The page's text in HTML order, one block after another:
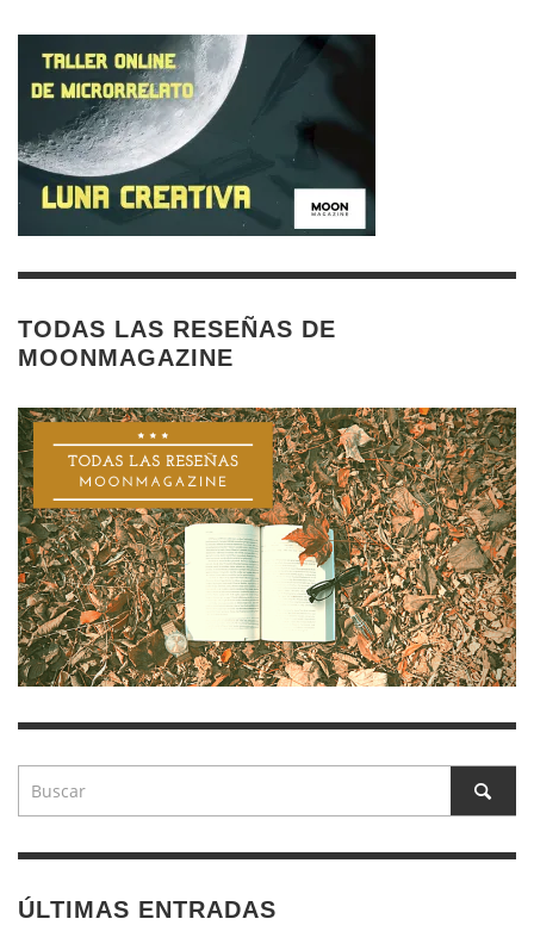
TODAS LAS RESEÑAS DE
MOONMAGAZINE
ÚLTIMAS ENTRADAS